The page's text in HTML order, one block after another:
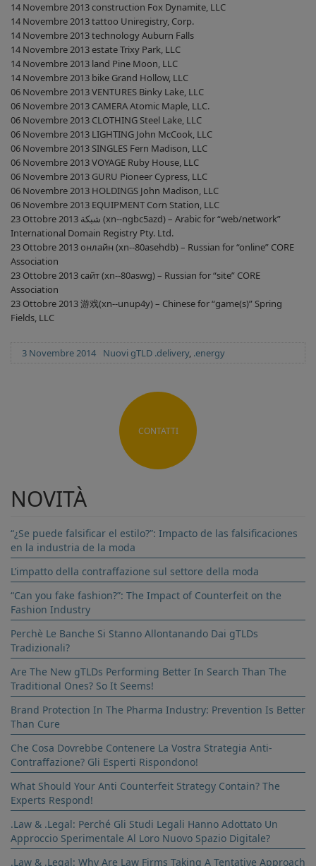
14 Novembre 2013 construction Fox Dynamite, LLC
14 Novembre 2013 tattoo Uniregistry, Corp.
14 Novembre 2013 technology Auburn Falls
14 Novembre 2013 estate Trixy Park, LLC
14 Novembre 2013 land Pine Moon, LLC
14 Novembre 2013 bike Grand Hollow, LLC
06 Novembre 2013 VENTURES Binky Lake, LLC
06 Novembre 2013 CAMERA Atomic Maple, LLC.
06 Novembre 2013 CLOTHING Steel Lake, LLC
06 Novembre 2013 LIGHTING John McCook, LLC
06 Novembre 2013 SINGLES Fern Madison, LLC
06 Novembre 2013 VOYAGE Ruby House, LLC
06 Novembre 2013 GURU Pioneer Cypress, LLC
06 Novembre 2013 HOLDINGS John Madison, LLC
06 Novembre 2013 EQUIPMENT Corn Station, LLC
23 Ottobre 2013 شبكة (xn--ngbc5azd) – Arabic for “web/network”
International Domain Registry Pty. Ltd.
23 Ottobre 2013 онлайн (xn--80asehdb) – Russian for “online” CORE
Association
23 Ottobre 2013 сайт (xn--80aswg) – Russian for “site” CORE
Association
23 Ottobre 2013 游戏(xn--unup4y) – Chinese for “game(s)” Spring
Fields, LLC
Posted
on
3 Novembre 2014 Categories
Nuovi gTLD Tags
.delivery, .energy
CONTATTI
NOVITÀ
“¿Se puede falsificar el estilo?”: Impacto de las falsificaciones
en la industria de la moda
L’impatto della contraffazione sul settore della moda
“Can you fake fashion?”: The Impact of Counterfeit on the
Fashion Industry
Perchè Le Banche Si Stanno Allontanando Dai gTLDs
Tradizionali?
Are The New gTLDs Performing Better In Search Than The
Traditional Ones? So It Seems!
Brand Protection In The Pharma Industry: Prevention Is Better
Than Cure
Che Cosa Dovrebbe Contenere La Vostra Strategia Anti-
Contraffazione? Gli Esperti Rispondono!
What Should Your Anti Counterfeit Strategy Contain? The
Experts Respond!
.Law & .Legal: Perché Gli Studi Legali Hanno Adottato Un
Approccio Sperimentale Al Loro Nuovo Spazio Digitale?
.Law & .Legal: Why Are Law Firms Taking A Tentative Approach